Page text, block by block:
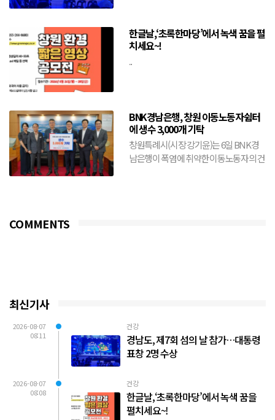
한글날,‘초록한마당’에서 녹색 꿈을 펼
치세요~!
...
BNK경남은행, 창원 이동노동자쉼터
에 생수 3,000개 기탁
창원특례시(시장 강기윤)는 6일 BNK경
남은행이 폭염에 취약한 이동노동자의 건
COMMENTS
최신기사
2026-08-07
08:11
건강
경남도, 제7회 섬의 날 참가…대통령
표창 2명 수상
2026-08-07
08:08
건강
한글날,‘초록한마당’에서 녹색 꿈을
펼치세요~!